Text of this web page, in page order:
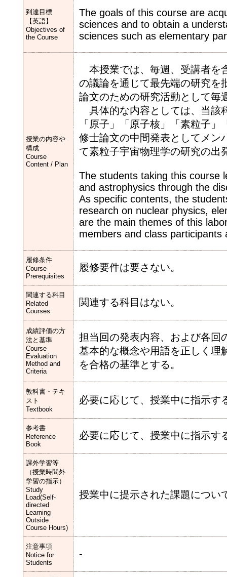
到達目標
【英語】
Objectives of
the Course
The goals of this course are
sciences and to obtain a
sciences such as elementary
授業の内容や
構成
Course
Content / Plan
本授業では、毎週、受講者を
の議論を通じて最先端の研究を
論文のための研究活動として毎
具体的な内容としては、当該
「原子」「原子核」「素粒子
修士論文の中間発表としてメン
て素粒子宇宙物理学の研究の出
The students taking this course
and astrophysics through the
As specific contents, the
research on nuclear physics,
are the main themes of this
members and class participants
履修条件
Course
Prerequisites
履修要件は要さない。
関連する科目
Related
Courses
関連する科目はない。
成績評価の方
法と基準
Course
Evaluation
Method and
Criteria
担当回の発表内容、および各回
基本的な概念や用語を正しく理
を合格の基準とする。
教科書・テキ
スト
Textbook
必要に応じて、授業中に指示す
参考書
Reference
Book
必要に応じて、授業中に指示す
課外学習等
（授業時間外
学習の指示）
Study
Load(Self-
directed
Learning
Outside
Course Hours)
授業中に提示された課題につい
注意事項
Notice for
Students
-